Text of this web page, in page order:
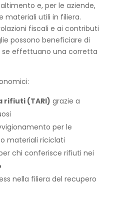
e, per le aziende,
materiali utili in filiera.
fiscali e ai contributi
possono beneficiare di
se effettuano una corretta
rifiuti (TARI) grazie a
per le
materiali riciclati
chi conferisce rifiuti nei
nella filiera del recupero